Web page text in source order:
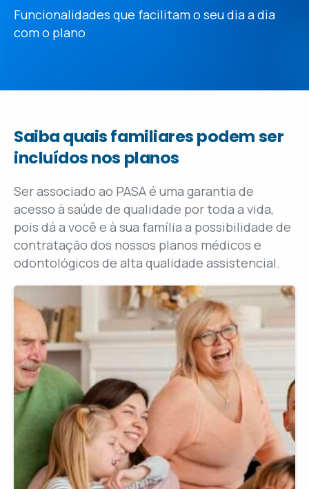
Funcionalidades que facilitam o seu dia a dia
com o plano
Saibaquaisfamiliarespodemser
incluídosnos planos
Ser associado ao PASA é uma garantia de
acesso à saúde de qualidade por toda a vida,
pois dá a você e à sua família a possibilidade de
contratação dos nossos planos médicos e
odontológicos de alta qualidade assistencial.